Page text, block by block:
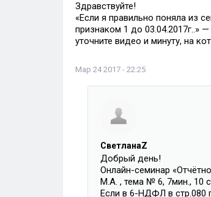
Здравствуйте!
«Если я правильно поняла из
признаком 1 до 03.04.2017г..»
уточните видео и минуту, на
Мар 24 2017 - 22:25
СветланаZ
Добрый день!
Онлайн-семинар
М.А. , тема № 6, 7мин., 10
Если в 6-НДФЛ в стр.080